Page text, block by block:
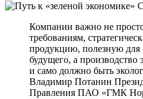
Компании важно не
требованиям,
продукцию, полезную для
будущего, а
и само должно быть
Владимир Потанин
Правления ПАО «ГМК